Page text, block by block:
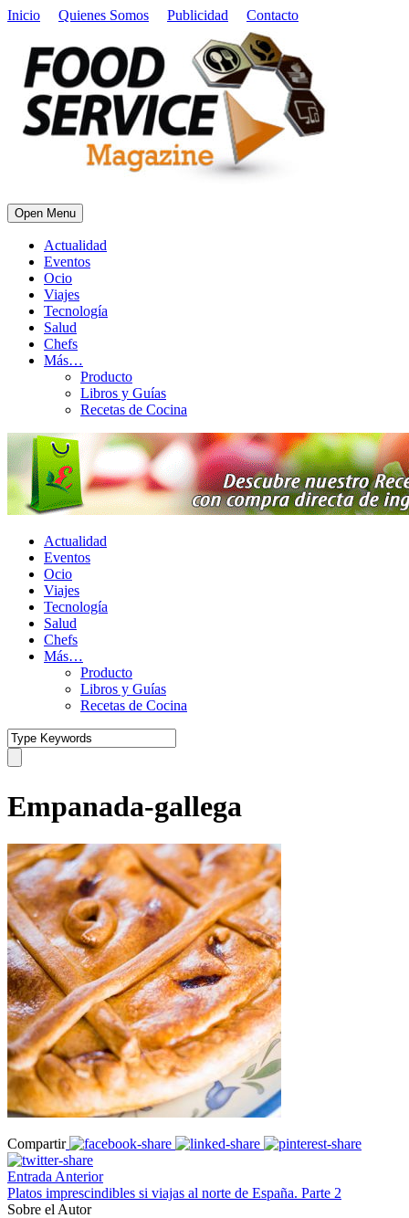
Inicio Quienes Somos Publicidad Contacto
Open Menu
Actualidad
Eventos
Ocio
Viajes
Tecnología
Salud
Chefs
Más…
Producto
Libros y Guías
Recetas de Cocina
Actualidad
Eventos
Ocio
Viajes
Tecnología
Salud
Chefs
Más…
Producto
Libros y Guías
Recetas de Cocina
Empanada-gallega
Compartir
Entrada Anterior
Platos imprescindibles si viajas al norte de España. Parte 2
Sobre el Autor